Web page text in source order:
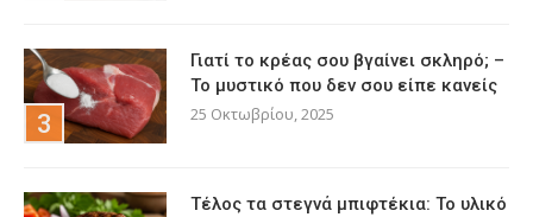
Γιατί το κρέας σου βγαίνει σκληρό; –
Το μυστικό που δεν σου είπε κανείς
25 Οκτωβρίου, 2025
Τέλος τα στεγνά μπιφτέκια: Το υλικό